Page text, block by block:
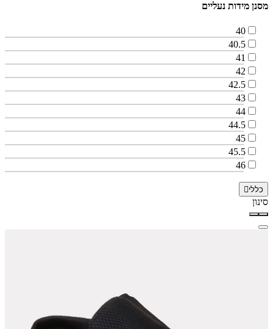
מסנן מידות נעליים
40
40.5
41
42
42.5
43
44
44.5
45
45.5
46
כללי
סינון